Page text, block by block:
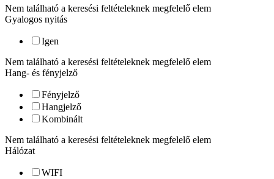
Nem található a keresési feltételeknek megfelelő elem
Gyalogos nyitás
Igen
Nem található a keresési feltételeknek megfelelő elem
Hang- és fényjelző
Fényjelző
Hangjelző
Kombinált
Nem található a keresési feltételeknek megfelelő elem
Hálózat
WIFI